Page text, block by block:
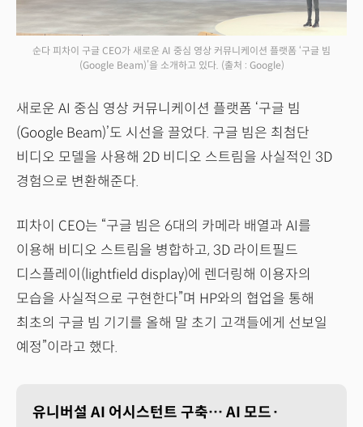
순다 피차이 구글 CEO가 새로운 AI 중심 영상 커뮤니케이션 플랫폼 ‘구글 빔
(Google Beam)’을 소개하고 있다. (출처 : Google)
새로운 AI 중심 영상 커뮤니케이션 플랫폼 ‘구글 빔
(Google Beam)’도 시선을 끌었다. 구글 빔은 최첨단
비디오 모델을 사용해 2D 비디오 스트림을 사실적인 3D
경험으로 변환해준다.
피차이 CEO는 “구글 빔은 6대의 카메라 배열과 AI를
이용해 비디오 스트림을 병합하고, 3D 라이트필드
디스플레이(lightfield display)에 렌더링해 이용자의
모습을 사실적으로 구현한다”며 HP와의 협업을 통해
최초의 구글 빔 기기를 올해 말 초기 고객들에게 선보일
예정”이라고 했다.
유니버설 AI 어시스턴트 구축… AI 모드·